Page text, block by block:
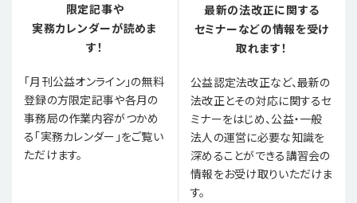
限定記事や
実務カレンダーが読めま
す！
「月刊公益オンライン」の無料
登録の方限定記事や各月の
事務局の作業内容がつかめ
る「実務カレンダー」をご覧い
ただけます。
最新の法改正に関する
セミナーなどの情報を受け
取れます！
公益認定法改正など、最新の
法改正とその対応に関するセ
ミナーをはじめ、公益・一般
法人の運営に必要な知識を
深めることができる講習会の
情報をお受け取りいただけま
す。